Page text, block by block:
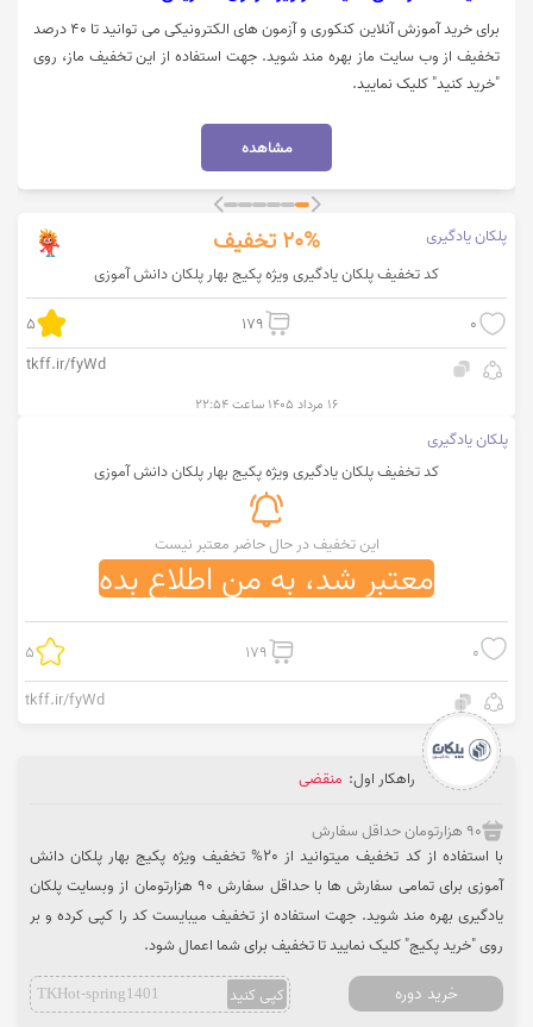
برای خرید آموزش آنلاین کنکوری و آزمون های الکترونیکی می توانید تا 40 درصد
تخفیف از وب سایت ماز بهره مند شوید. جهت استفاده از این تخفیف ماز، روی
"خرید کنید" کلیک نمایید.
مشاهده
پلکان یادگیری 20% تخفیف
کد تخفیف پلکان یادگیری ویژه پکیج بهار پلکان دانش آموزی
0
179
5
tkff.ir/fyWd
۱۶ مرداد ۱۴۰۵ ساعت ۲۲:۵۴
پلکان یادگیری
کد تخفیف پلکان یادگیری ویژه پکیج بهار پلکان دانش آموزی
این تخفیف در حال حاضر معتبر نیست
معتبر شد، به من اطلاع بده
0
179
5
tkff.ir/fyWd
راهکار اول: منقضی
90 هزارتومان حداقل سفارش
با استفاده از کد تخفیف میتوانید از 20% تخفیف ویژه پکیج بهار پلکان دانش
آموزی برای تمامی سفارش ها با حداقل سفارش 90 هزارتومان از وبسایت پلکان
یادگیری بهره مند شوید. جهت استفاده از تخفیف میبایست کد را کپی کرده و بر
روی "خرید پکیج" کلیک نمایید تا تخفیف برای شما اعمال شود.
خرید دوره کپی کنید TKHot-spring1401